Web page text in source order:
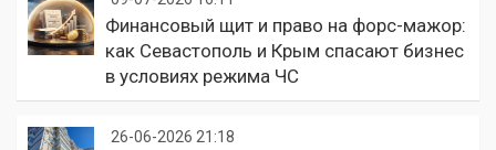
Финансовый щит и право на форс-мажор:
как Севастополь и Крым спасают бизнес
в условиях режима ЧС
26-06-2026 21:18